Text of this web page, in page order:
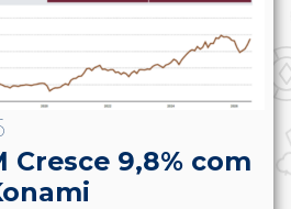
Cresce 9,8% com